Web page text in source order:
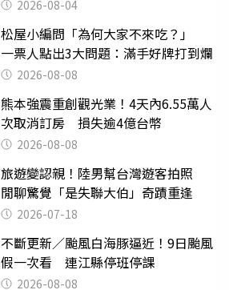
2026-08-04
松屋小編問「為何大家不來吃？」
一票人點出3大問題：滿手好牌打到爛
2026-08-08
熊本強震重創觀光業！4天內6.55萬人
次取消訂房 損失逾4億台幣
2026-08-08
旅遊變認親！陸男幫台灣遊客拍照
閒聊驚覺「是失聯大伯」奇蹟重逢
2026-07-18
不斷更新／颱風白海豚逼近！9日颱風
假一次看 連江縣停班停課
2026-08-08